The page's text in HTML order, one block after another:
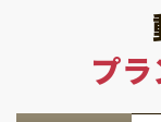
プラ